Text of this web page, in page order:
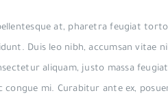
at, pharetra feugiat
Duis leo nibh, accumsan vitae
aliquam, justo massa
mi. Curabitur ante ex,